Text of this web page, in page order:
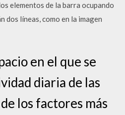
elementos de la barra ocupando
dos líneas, como en la imagen
en el que se
diaria de las
los factores más